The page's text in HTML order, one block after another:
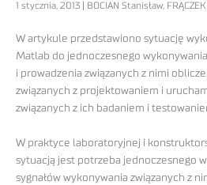
1 stycznia, 2013 | BOCIAN Stanisław,
W artykule przedstawiono sytuację
Matlab do jednoczesnego
i prowadzenia związanych z nimi
związanych z projektowaniem i
związanych z ich badaniem i
W praktyce laboratoryjnej i
sytuacją jest potrzeba jednoczesnego
sygnałów wykonywania związanych z